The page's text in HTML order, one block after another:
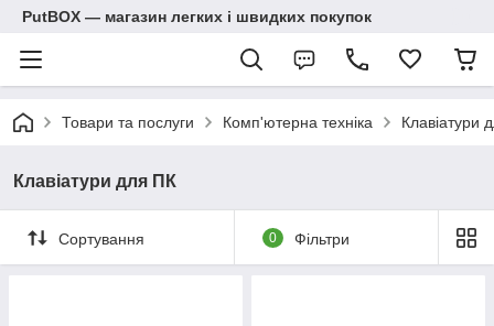
PutBOX — магазин легких і швидких покупок
Товари та послуги Комп'ютерна техніка Клавіатури
Клавіатури для ПК
Сортування 0 Фільтри